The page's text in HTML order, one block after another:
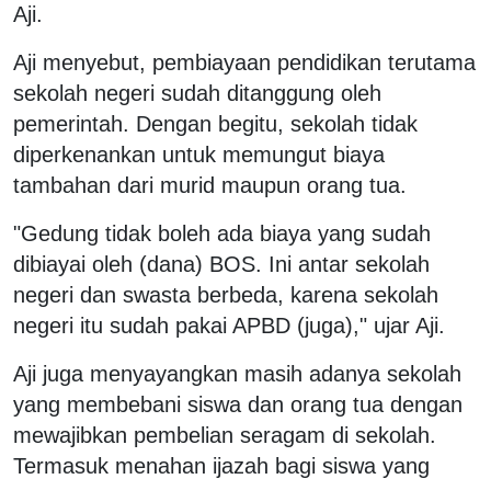
Aji.
Aji menyebut, pembiayaan pendidikan terutama
sekolah negeri sudah ditanggung oleh
pemerintah. Dengan begitu, sekolah tidak
diperkenankan untuk memungut biaya
tambahan dari murid maupun orang tua.
"Gedung tidak boleh ada biaya yang sudah
dibiayai oleh (dana) BOS. Ini antar sekolah
negeri dan swasta berbeda, karena sekolah
negeri itu sudah pakai APBD (juga)," ujar Aji.
Aji juga menyayangkan masih adanya sekolah
yang membebani siswa dan orang tua dengan
mewajibkan pembelian seragam di sekolah.
Termasuk menahan ijazah bagi siswa yang